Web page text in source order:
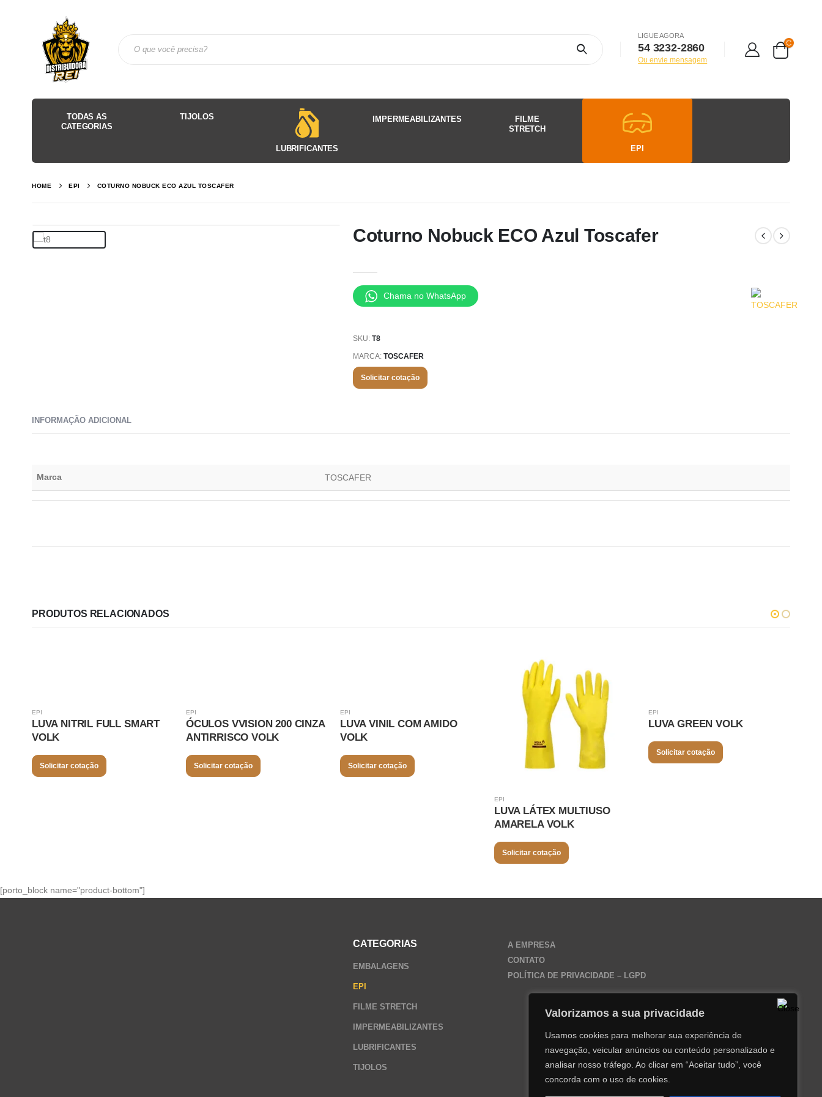
Valorizamos a sua privacidade
Usamos cookies para melhorar sua experiência de
navegação, veicular anúncios ou conteúdo personalizado e
analisar nosso tráfego. Ao clicar em “Aceitar tudo”, você
concorda com o uso de cookies.
LIGUE AGORA
54 3232-2860
Ou envie mensagem
TODAS AS
CATEGORIAS
TIJOLOS
LUBRIFICANTES
IMPERMEABILIZANTES
FILME
STRETCH
EPI
HOME EPI COTURNO NOBUCK ECO AZUL TOSCAFER
Coturno Nobuck ECO Azul Toscafer
Chama no WhatsApp
SKU: T8
MARCA: TOSCAFER
Solicitar cotação
INFORMAÇÃO ADICIONAL
Marca TOSCAFER
PRODUTOS RELACIONADOS
EPI
LUVA NITRIL FULL SMART
VOLK
Solicitar cotação
EPI
ÓCULOS VVISION 200 CINZA
ANTIRRISCO VOLK
Solicitar cotação
EPI
LUVA VINIL COM AMIDO
VOLK
Solicitar cotação
EPI
LUVA LÁTEX MULTIUSO
AMARELA VOLK
Solicitar cotação
EPI
LUVA GREEN VOLK
Solicitar cotação
[porto_block name="product-bottom"]
CATEGORIAS
EMBALAGENS
EPI
FILME STRETCH
IMPERMEABILIZANTES
LUBRIFICANTES
TIJOLOS
A EMPRESA
CONTATO
POLÍTICA DE PRIVACIDADE – LGPD